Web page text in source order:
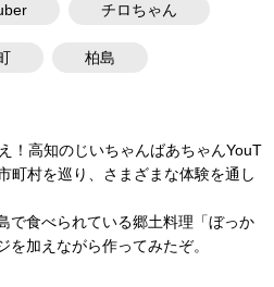
チロちゃん
柏島
！高知のじいちゃんばあちゃんYouT
町村を巡り、さまざまな体験を通し
で食べられている郷土料理「ぼっか
加えながら作ってみたぞ。